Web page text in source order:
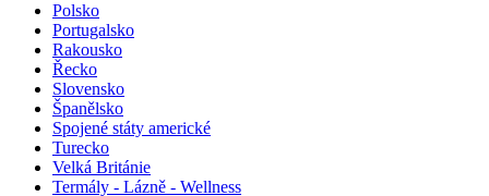
Polsko
Portugalsko
Rakousko
Řecko
Slovensko
Španělsko
Spojené státy americké
Turecko
Velká Británie
Termály - Lázně - Wellness